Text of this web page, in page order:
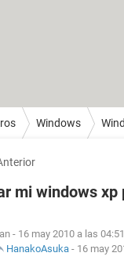
Windows
mi windows xp
- 16 may 2010 a las 04:51
HanakoAsuka - 16 may